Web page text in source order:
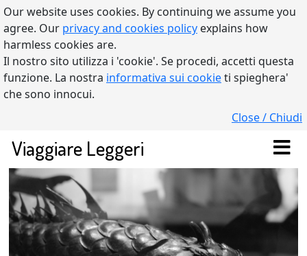
Our website uses cookies. By continuing we assume you
agree. Our privacy and cookies policy explains how
harmless cookies are.
Il nostro sito utilizza i 'cookie'. Se procedi, accetti questa
funzione. La nostra informativa sui cookieti spieghera'
che sono innocui.
Close / Chiudi
Viaggiare Leggeri